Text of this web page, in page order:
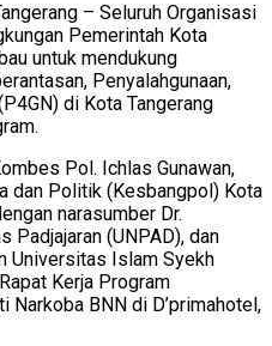
– Seluruh Organisasi
Pemerintah Kota
untuk mendukung
Penyalahgunaan,
di Kota Tangerang
Pol. Ichlas Gunawan,
dan Politik (Kesbangpol) Kota
narasumber Dr.
Padjajaran (UNPAD), dan
Universitas Islam Syekh
Kerja Program
Narkoba BNN di D’primahotel,